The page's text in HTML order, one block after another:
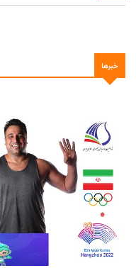
-
-
-
-
خبرها